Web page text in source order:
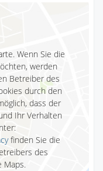
Wenn Sie die
werden
Betreiber des
durch den
dass der
Ihr Verhalten
finden Sie die
des
Maps.